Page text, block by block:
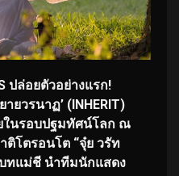
ปล่อยตัวอย่างแรก!
วรนาฏ’ (INHERIT)
ในรอบปฐมทัศน์โลก ณ
โตรอนโต “จุ๋ย วรัท
ทแม่ชี นำทีมนักแสดง